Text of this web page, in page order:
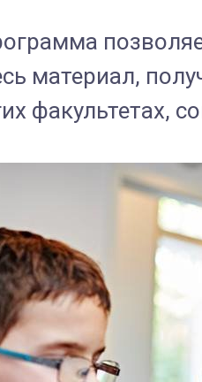
материал,
факультетах,